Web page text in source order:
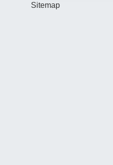
Sitemap